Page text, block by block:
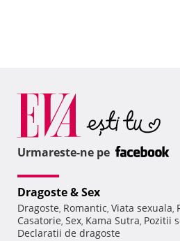
Urmareste-ne pe
Dragoste & Sex
Dragoste, Romantic, Viata sexuala,
Casatorie, Sex, Kama Sutra, Pozitii
Declaratii de dragoste